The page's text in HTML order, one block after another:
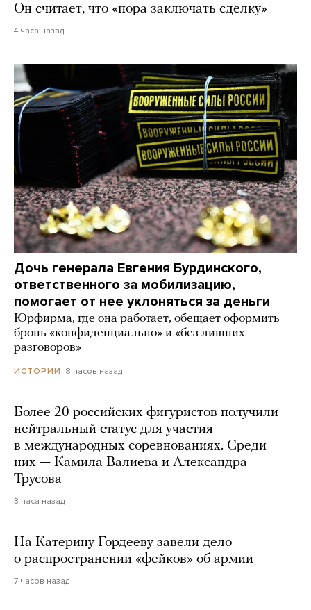
Он считает, что «пора заключать сделку»
4 часа назад
Дочь генерала Евгения Бурдинского,
ответственного за мобилизацию,
помогает от нее уклоняться за деньги
Юрфирма, где она работает, обещает оформить
бронь «конфиденциально» и «без лишних
разговоров»
ИСТОРИИ 8 часов назад
Более 20 российских фигуристов получили
нейтральный статус для участия
в международных соревнованиях. Среди
них — Камила Валиева и Александра
Трусова
3 часа назад
На Катерину Гордееву завели дело
о распространении «фейков» об армии
7 часов назад